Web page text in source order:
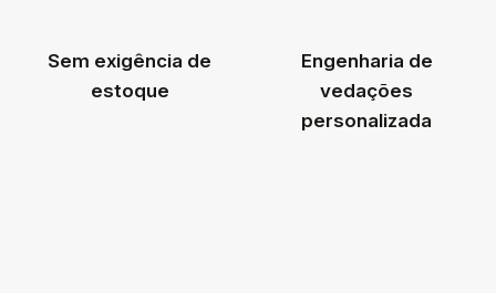
Sem exigência de
estoque
Engenharia de
vedações
personalizada